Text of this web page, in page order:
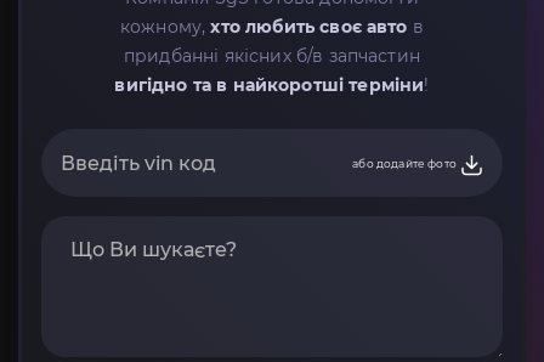
кожному,хто любить своє авто в
придбанні якісних б/в запчастин
вигідно та в найкоротші терміни!
або додайте фото